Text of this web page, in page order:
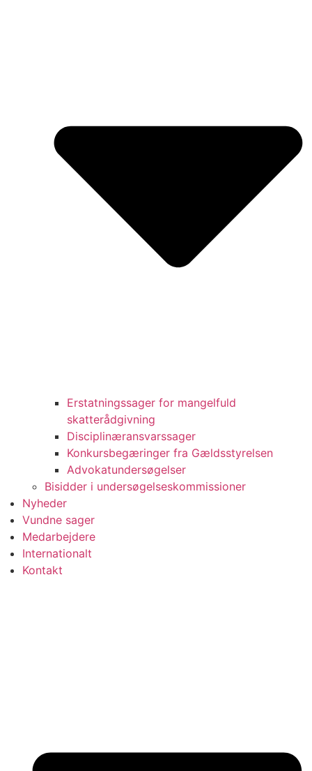
Erstatningssager for mangelfuld
skatterådgivning
Disciplinæransvarssager
Konkursbegæringer fra Gældsstyrelsen
Advokatundersøgelser
Bisidder i undersøgelseskommissioner
Nyheder
Vundne sager
Medarbejdere
Internationalt
Kontakt